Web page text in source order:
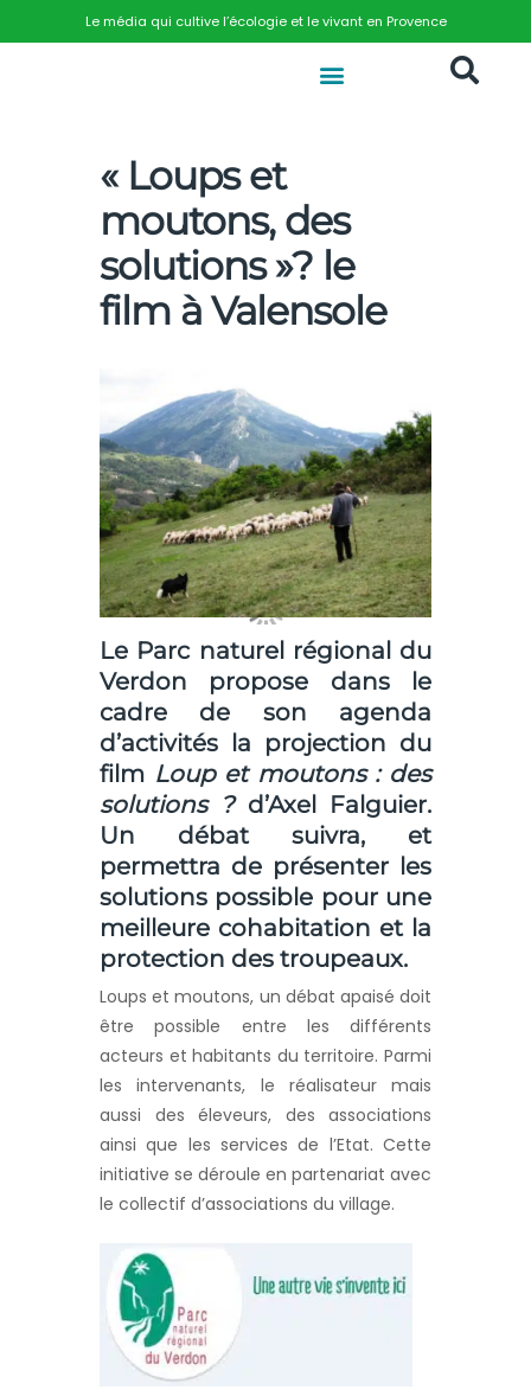
Le média qui cultive l’écologie et le vivant en Provence
« Loups et
moutons, des
solutions »? le
film à Valensole
Le Parc naturel régional du
Verdon propose dans le
cadre de son agenda
d’activités la projection du
film Loup et moutons : des
solutions ?d’Axel Falguier.
Un débat suivra, et
permettra de présenter les
solutions possible pour une
meilleure cohabitation et la
protection des troupeaux.
Loups et moutons, un débat apaisé doit
être possible entre les différents
acteurs et habitants du territoire. Parmi
les intervenants, le réalisateur mais
aussi des éleveurs, des associations
ainsi que les services de l’Etat. Cette
initiative se déroule en partenariat avec
le collectif d’associations du village.